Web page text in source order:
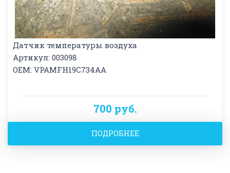
Датчик температуры воздуха
Артикул: 003098
OEM: VPAMFH19C734AA
700 руб.
ПОДРОБНЕЕ